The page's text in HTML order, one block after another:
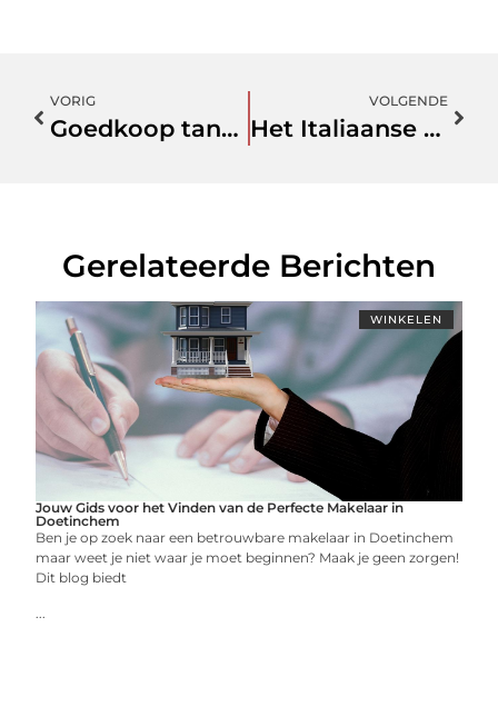
VORIG
Goedkoop tanken in Lingewaard – een gemakkelijk vergelijken van de benzineprijzen
VOLGENDE
Het Italiaanse Dolce Vita-avontuur: Glamping aan de Italiaanse Rivièra
Gerelateerde Berichten
WINKELEN
Jouw Gids voor het Vinden van de Perfecte Makelaar in
Doetinchem
Ben je op zoek naar een betrouwbare makelaar in Doetinchem
maar weet je niet waar je moet beginnen? Maak je geen zorgen!
Dit blog biedt
...